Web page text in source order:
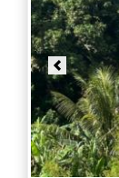
Previous